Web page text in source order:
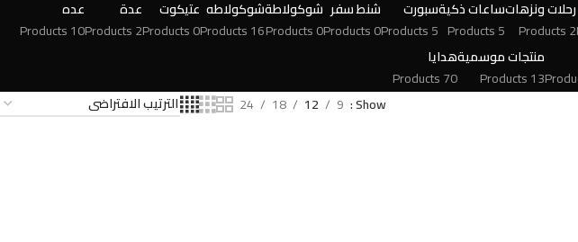
رحلات ونزهات
2 Products
ساعات ذكية
5 Products
سبورت
5 Products
شنط سفر
0 Products
شوكولاطة
0 Products
شوكولاطه
16 Products
عتيكوت
0 Products
عدة
2 Products
عده
10 Products
منتجات موسمية
13 Products
هدايا
70 Products
Show
9
12
18
24